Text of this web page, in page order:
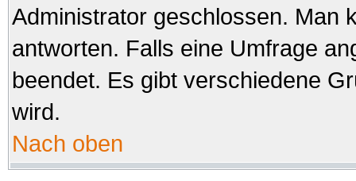
Administrator geschlossen. Man
antworten. Falls eine Umfrage
beendet. Es gibt verschiedene
wird.
Nach oben